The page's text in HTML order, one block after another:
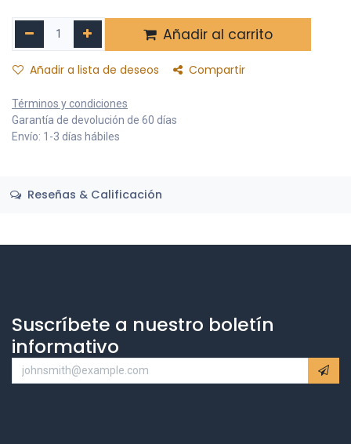
Añadir al carrito
Añadir a lista de deseos Compartir
Términos y condiciones
Garantía de devolución de 60 días
Envío: 1-3 días hábiles
Reseñas & Calificación
Suscríbete a nuestro boletín
informativo